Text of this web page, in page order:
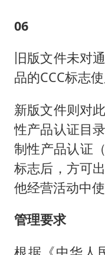
06
旧版文件未对
品的CCC标志
新版文件则对
性产品认证目
制性产品认证
标志后，方可
他经营活动中使
管理要求